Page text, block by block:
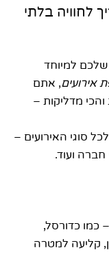
לחוויה בלתי
שלכם למיוחד
אירועים, אתם
מדליקות –
סוגי האירועים –
חברה ועוד.
– כמו כדורסל,
קליעה למטרה